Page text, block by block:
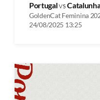
Portugalvs
GoldenCat Feminina
24/08/2025 13:25